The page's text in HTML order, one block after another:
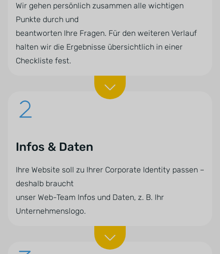
Wir gehen persönlich zusammen alle wichtigen
Punkte durch und
beantworten Ihre Fragen. Für den weiteren Verlauf
halten wir die Ergebnisse übersichtlich in einer
Checkliste fest.
Infos & Daten
Ihre Website soll zu Ihrer Corporate Identity passen –
deshalb braucht
unser Web-Team Infos und Daten, z. B. Ihr
Unternehmenslogo.